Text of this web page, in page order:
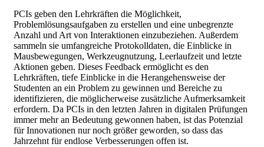
PCIs geben den Lehrkräften die Möglichkeit,
Problemlösungsaufgaben zu erstellen und eine unbegrenzte
Anzahl und Art von Interaktionen einzubeziehen. Außerdem
sammeln sie umfangreiche Protokolldaten, die Einblicke in
Mausbewegungen, Werkzeugnutzung, Leerlaufzeit und letzte
Aktionen geben. Dieses Feedback ermöglicht es den
Lehrkräften, tiefe Einblicke in die Herangehensweise der
Studenten an ein Problem zu gewinnen und Bereiche zu
identifizieren, die möglicherweise zusätzliche Aufmerksamkeit
erfordern. Da PCIs in den letzten Jahren in digitalen Prüfungen
immer mehr an Bedeutung gewonnen haben, ist das Potenzial
für Innovationen nur noch größer geworden, so dass das
Jahrzehnt für endlose Verbesserungen offen ist.